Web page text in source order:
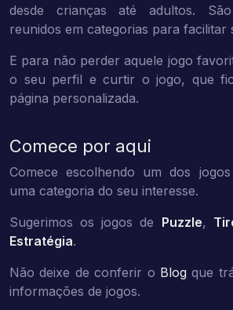
desde crianças até adultos.
reunidos em categorias para facilitar
E para não perder aquele jogo
o seu perfil e curtir o jogo, que
página personalizada.
Comece por aqui
Comece escolhendo um dos
uma categoria do seu interesse.
Sugerimos os jogos de Puzzle,
Estratégia.
Não deixe de conferir o Blog que
informações de jogos.